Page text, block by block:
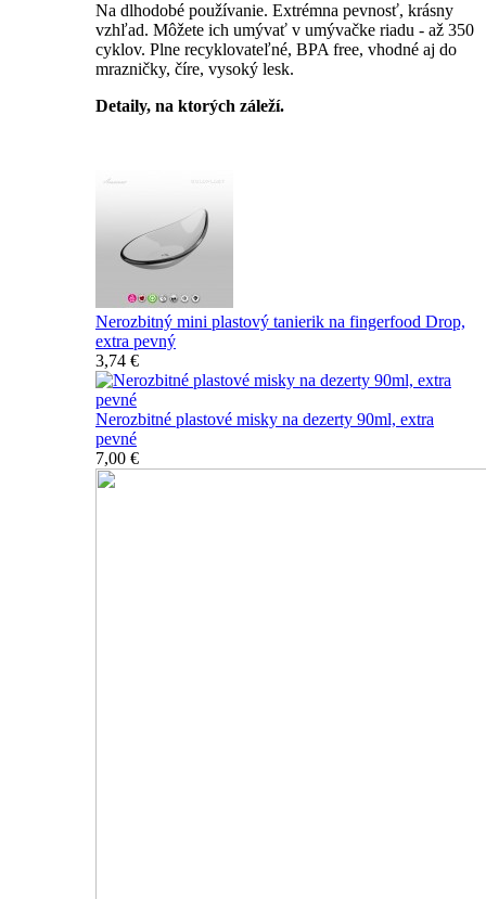
Na dlhodobé používanie. Extrémna pevnosť, krásny
vzhľad. Môžete ich umývať v umývačke riadu - až 350
cyklov. Plne recyklovateľné, BPA free, vhodné aj do
mrazničky, číre, vysoký lesk.
Detaily, na ktorých záleží.
Nerozbitný mini plastový tanierik na fingerfood Drop,
extra pevný
3,74 €
Nerozbitné plastové misky na dezerty 90ml, extra
pevné
7,00 €